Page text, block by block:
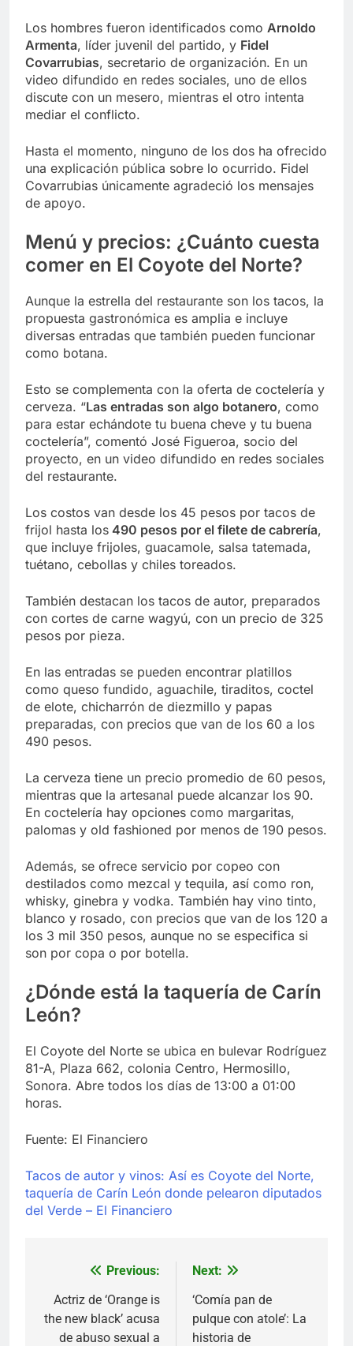
Los hombres fueron identificados como Arnoldo
Armenta, líder juvenil del partido, y Fidel
Covarrubias, secretario de organización. En un
video difundido en redes sociales, uno de ellos
discute con un mesero, mientras el otro intenta
mediar el conflicto.
Hasta el momento, ninguno de los dos ha ofrecido
una explicación pública sobre lo ocurrido. Fidel
Covarrubias únicamente agradeció los mensajes
de apoyo.
Menú y precios: ¿Cuánto cuesta
comer en El Coyote del Norte?
Aunque la estrella del restaurante son los tacos, la
propuesta gastronómica es amplia e incluye
diversas entradas que también pueden funcionar
como botana.
Esto se complementa con la oferta de coctelería y
cerveza. “Las entradas son algo botanero, como
para estar echándote tu buena cheve y tu buena
coctelería”, comentó José Figueroa, socio del
proyecto, en un video difundido en redes sociales
del restaurante.
Los costos van desde los 45 pesos por tacos de
frijol hasta los 490 pesos por el filete de cabrería,
que incluye frijoles, guacamole, salsa tatemada,
tuétano, cebollas y chiles toreados.
También destacan los tacos de autor, preparados
con cortes de carne wagyú, con un precio de 325
pesos por pieza.
En las entradas se pueden encontrar platillos
como queso fundido, aguachile, tiraditos, coctel
de elote, chicharrón de diezmillo y papas
preparadas, con precios que van de los 60 a los
490 pesos.
La cerveza tiene un precio promedio de 60 pesos,
mientras que la artesanal puede alcanzar los 90.
En coctelería hay opciones como margaritas,
palomas y old fashioned por menos de 190 pesos.
Además, se ofrece servicio por copeo con
destilados como mezcal y tequila, así como ron,
whisky, ginebra y vodka. También hay vino tinto,
blanco y rosado, con precios que van de los 120 a
los 3 mil 350 pesos, aunque no se especifica si
son por copa o por botella.
¿Dónde está la taquería de Carín
León?
El Coyote del Norte se ubica en bulevar Rodríguez
81-A, Plaza 662, colonia Centro, Hermosillo,
Sonora. Abre todos los días de 13:00 a 01:00
horas.
Fuente: El Financiero
Tacos de autor y vinos: Así es Coyote del Norte,
taquería de Carín León donde pelearon diputados
del Verde – El Financiero
Navegación
de
entradas
Previous:
Actriz de ‘Orange is
the new black’ acusa
de abuso sexual a
Next:
‘Comía pan de
pulque con atole’: La
historia de